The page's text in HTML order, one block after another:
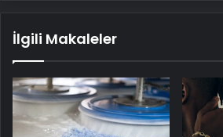
İlgili Makaleler